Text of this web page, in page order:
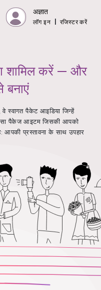
अज्ञात
लॉग इन रजिस्टर करें
शामिल करें — और
वे स्वागत पैकेट आइडिया जिन्हें
पैकेज आइटम जिसकी आपको
आपकी प्रस्तावना के साथ उपहार